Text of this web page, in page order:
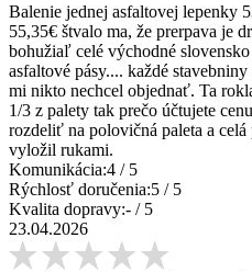
Balenie jednej asfaltovej lepenky
55,35€ štvalo ma, že prerpava je
bohužiaľ celé východné
asfaltové pásy.... každé
mi nikto nechcel objednať. Ta
1/3 z palety tak prečo účtujete
rozdeliť na polovičná paleta a celá
vyložil rukami.
Komunikácia:4 / 5
Rýchlosť doručenia:5 / 5
Kvalita dopravy:- / 5
23.04.2026